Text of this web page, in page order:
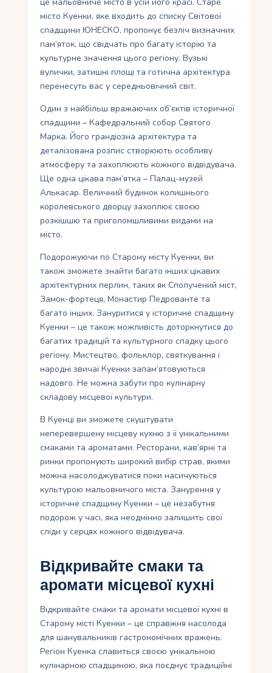
місто Куенки, яке входить до списку Світової
спадщини ЮНЕСКО, пропонує безліч визначних
пам’яток, що свідчать про багату історію та
культурне значення цього регіону. Вузькі
вулички, затишні площі та готична архітектура
перенесуть вас у середньовічний світ.
Один з найбільш вражаючих об’єктів історичної
спадщини – Кафедральний собор Святого
Марка. Його грандіозна архітектура та
деталізована розпис створюють особливу
атмосферу та захоплюють кожного відвідувача.
Ще одна цікава пам’ятка – Палац-музей
Алькасар. Величний будинок колишнього
королевського дворцу захоплює своєю
розкішшю та приголомшливими видами на
місто.
Подорожуючи по Старому місту Куенки, ви
також зможете знайти багато інших цікавих
архітектурних перлин, таких як Сполучений міст,
Замок-фортеця, Монастир Педрованте та
багато інших. Зануритися у історичне спадщину
Куенки – це також можливість доторкнутися до
багатих традицій та культурного спадку цього
регіону. Мистецтво, фольклор, святкування і
народні звичаї Куенки запам’ятовуються
надовго. Не можна забути про кулінарну
складову місцевої культури.
В Куенці ви зможете скуштувати
неперевершену місцеву кухню з її унікальними
смаками та ароматами. Ресторани, кав’ярні та
ринки пропонують широкий вибір страв, якими
можна насолоджуватися поки насичуються
культурою мальовничого міста. Занурення у
історичне спадщину Куенки – це незабутня
подорож у часі, яка неодмінно залишить свої
сліди у серцях кожного відвідувача.
Відкривайте смаки та
аромати місцевої кухні
Відкривайте смаки та аромати місцевої кухні в
Старому місті Куенки – це справжня насолода
для шанувальників гастрономічних вражень.
Регіон Куенка славиться своєю унікальною
кулінарною спадщиною, яка поєднує традиційні